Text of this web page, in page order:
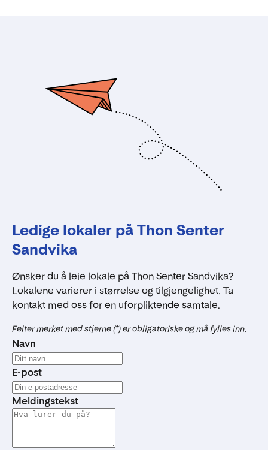
Ledige lokaler på Thon Senter
Sandvika
Ønsker du å leie lokale på Thon Senter Sandvika?
Lokalene varierer i størrelse og tilgjengelighet. Ta
kontakt med oss for en uforpliktende samtale.
Felter merket med stjerne (*) er obligatoriske og må fylles inn.
Navn
E-post
Meldingstekst